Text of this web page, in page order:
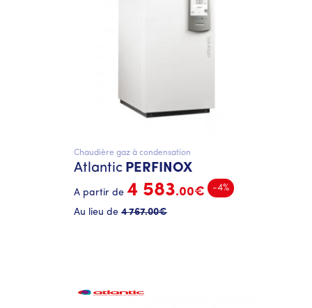
Chaudière gaz à condensation
Atlantic PERFINOX
A partir de 4 583.00€ -4%
Au lieu de 4 767.00€